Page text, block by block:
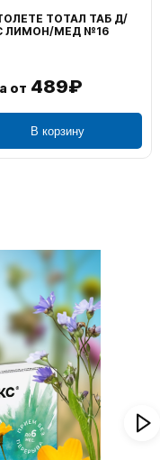
ТОТАЛ ТАБ Д/
ЛИМОН/МЕД №16
от 489₽
В корзину